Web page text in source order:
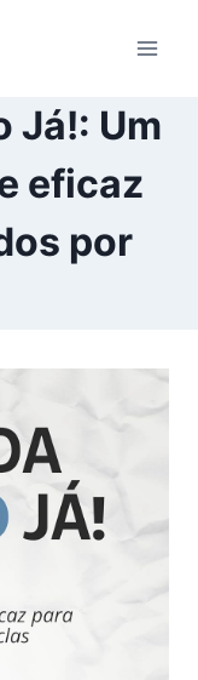
Já!: Um
eficaz
por